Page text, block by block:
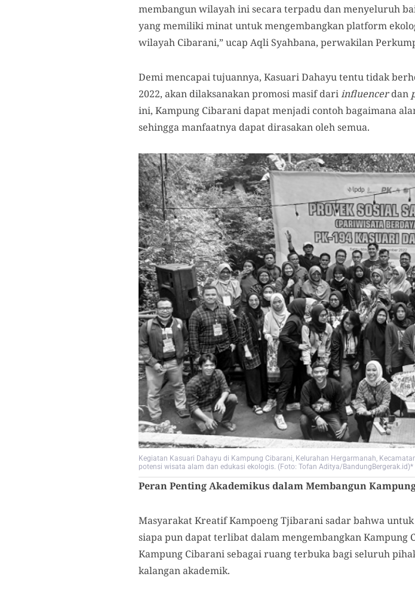
membangun wilayah ini secara terpadu dan menyeluruh
yang memiliki minat untuk mengembangkan platform
wilayah Cibarani,”ucap Aqli Syahbana, perwakilan
Demi mencapai tujuannya, Kasuari Dahayu tentu tidak
2022, akan dilaksanakan promosi masif dariinfluencerdan
ini, Kampung Cibarani dapat menjadi contoh bagaimana
sehingga manfaatnya dapat dirasakan oleh semua.
Kegiatan Kasuari Dahayu di Kampung Cibarani, Kelurahan Hergarmanah,
potensi wisata alam dan edukasi ekologis. (Foto: Tofan Aditya/BandungBergerak.id)*
Peran Penting Akademikus dalam Membangun
Masyarakat Kreatif Kampoeng Tjibarani sadar bahwa
siapapun dapat terlibat dalam mengembangkan
Kampung Cibarani sebagai ruang terbuka bagi seluruh
kalanganakademik.